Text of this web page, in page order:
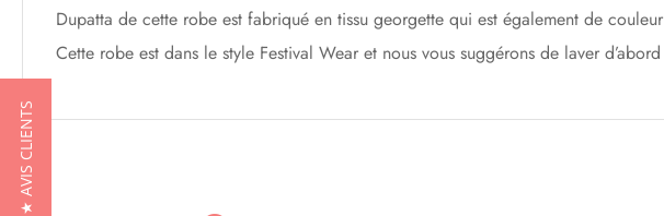
Dupatta de cette robe est fabriqué en tissu georgette qui est également de
Cette robe est dans le style Festival Wear et nous vous suggérons de laver
★ AVIS CLIENTS